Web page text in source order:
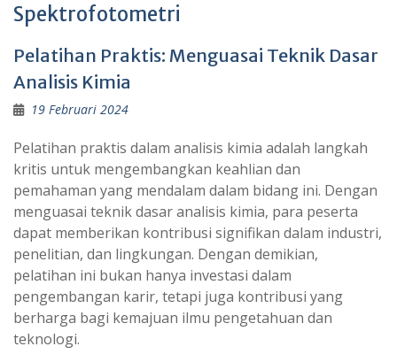
Spektrofotometri
Pelatihan Praktis: Menguasai Teknik Dasar
Analisis Kimia
19 Februari 2024
Pelatihan praktis dalam analisis kimia adalah langkah
kritis untuk mengembangkan keahlian dan
pemahaman yang mendalam dalam bidang ini. Dengan
menguasai teknik dasar analisis kimia, para peserta
dapat memberikan kontribusi signifikan dalam industri,
penelitian, dan lingkungan. Dengan demikian,
pelatihan ini bukan hanya investasi dalam
pengembangan karir, tetapi juga kontribusi yang
berharga bagi kemajuan ilmu pengetahuan dan
teknologi.